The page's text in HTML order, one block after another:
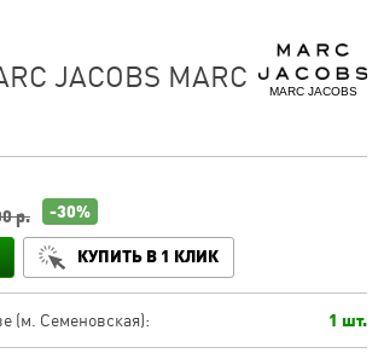
MARC JACOBS
JACOBS MARC
р. -30%
КУПИТЬ В 1 КЛИК
(м. Семеновская): 1 шт.